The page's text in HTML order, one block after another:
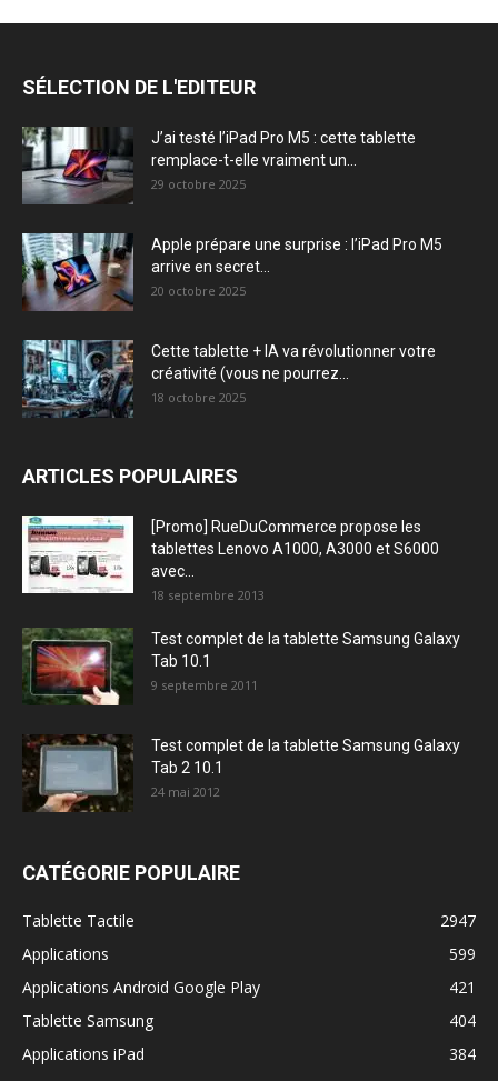
SÉLECTION DE L'EDITEUR
J’ai testé l’iPad Pro M5 : cette tablette
remplace-t-elle vraiment un...
29 octobre 2025
Apple prépare une surprise : l’iPad Pro M5
arrive en secret...
20 octobre 2025
Cette tablette + IA va révolutionner votre
créativité (vous ne pourrez...
18 octobre 2025
ARTICLES POPULAIRES
[Promo] RueDuCommerce propose les
tablettes Lenovo A1000, A3000 et S6000
avec...
18 septembre 2013
Test complet de la tablette Samsung Galaxy
Tab 10.1
9 septembre 2011
Test complet de la tablette Samsung Galaxy
Tab 2 10.1
24 mai 2012
CATÉGORIE POPULAIRE
Tablette Tactile
2947
Applications
599
Applications Android Google Play
421
Tablette Samsung
404
Applications iPad
384